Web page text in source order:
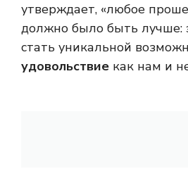
утверждает, «любое
должно было быть лучше:
стать уникальной
удовольствие как нам и